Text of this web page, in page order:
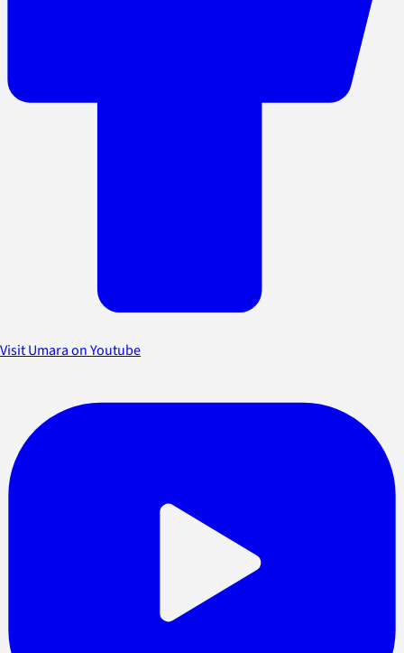
Visit Umara on Youtube